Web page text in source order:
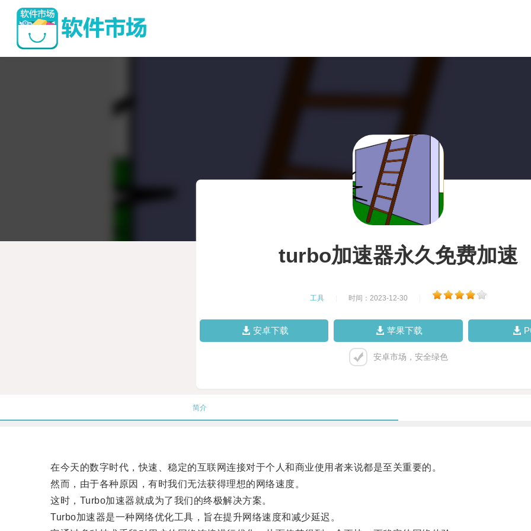
turbo加速器永久免费加速
工具 时间：2023-12-30
安卓下载 苹果下载
安卓市场，安全绿色
简介
在今天的数字时代，快速、稳定的互联网连接对于个人和商业使用者来说都是至关重要的。
然而，由于各种原因，有时我们无法获得理想的网络速度。
这时，Turbo加速器就成为了我们的终极解决方案。
Turbo加速器是一种网络优化工具，旨在提升网络速度和减少延迟。